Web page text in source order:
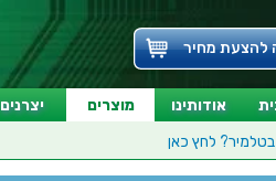
להצעת מחיר
אודותינו מוצרים יצרנים
לחץ כאן